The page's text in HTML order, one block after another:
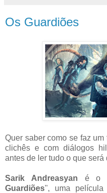
Os Guardiões
Quer saber como se faz
clichês e com diálogos
antes de ler tudo o que será
Sarik Andreasyan é o
Guardiões'', uma película